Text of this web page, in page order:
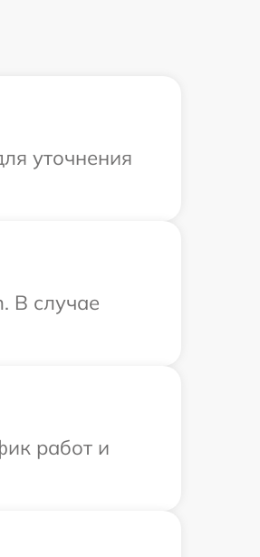
уточнения
В случае
работ и